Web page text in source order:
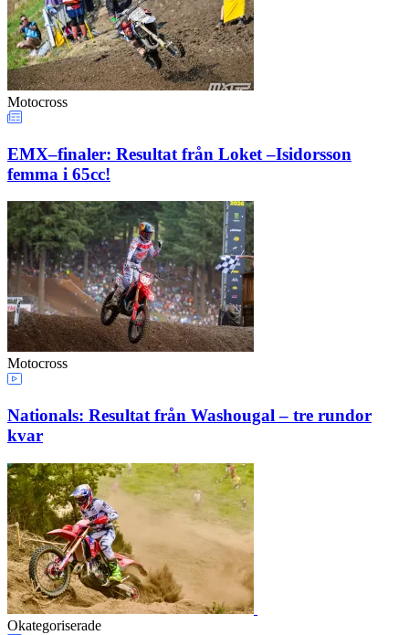
Motocross
EMX–finaler: Resultat från Loket –Isidorsson
femma i 65cc!
Motocross
Nationals: Resultat från Washougal – tre rundor
kvar
Okategoriserade